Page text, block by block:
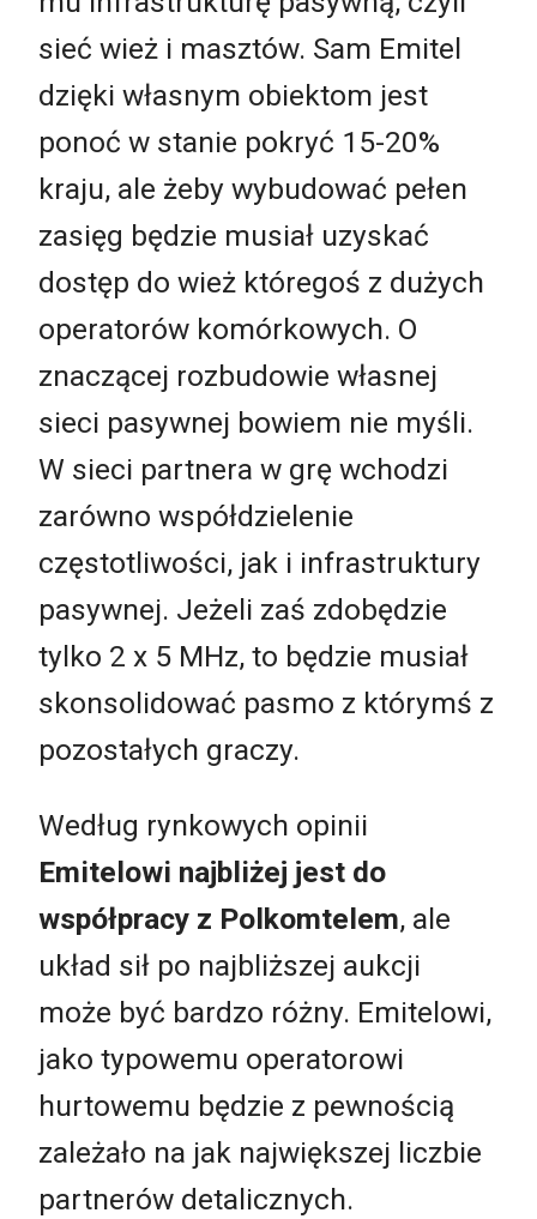
sieć wież i masztów. Sam Emitel
dzięki własnym obiektom jest
ponoć w stanie pokryć 15-20%
kraju, ale żeby wybudować pełen
zasięg będzie musiał uzyskać
dostęp do wież któregoś z dużych
operatorów komórkowych. O
znaczącej rozbudowie własnej
sieci pasywnej bowiem nie myśli.
W sieci partnera w grę wchodzi
zarówno współdzielenie
częstotliwości, jak i infrastruktury
pasywnej. Jeżeli zaś zdobędzie
tylko 2 x 5 MHz, to będzie musiał
skonsolidować pasmo z którymś z
pozostałych graczy.
Według rynkowych opinii
Emitelowi najbliżej jest do
współpracy z Polkomtelem, ale
układ sił po najbliższej aukcji
może być bardzo różny. Emitelowi,
jako typowemu operatorowi
hurtowemu będzie z pewnością
zależało na jak największej liczbie
partnerów detalicznych.